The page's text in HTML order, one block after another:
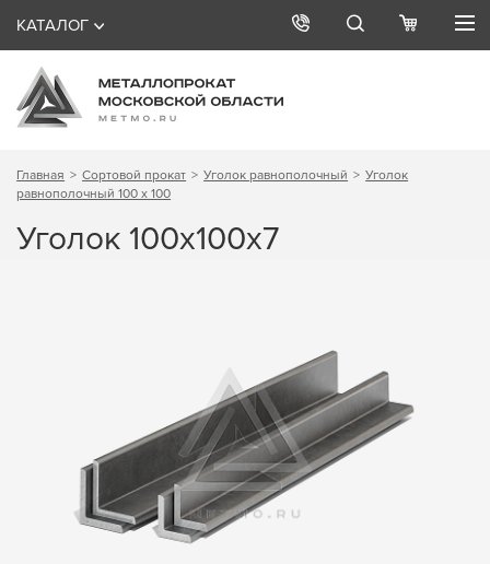
КАТАЛОГ
Главная Сортовой прокат Уголок равнополочный
Уголок
равнополочный 100 х 100
Уголок 100х100х7